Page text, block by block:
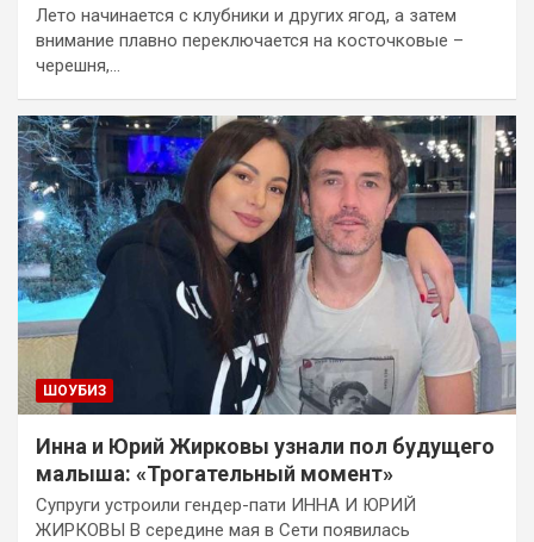
Лето начинается с клубники и других ягод, а затем
внимание плавно переключается на косточковые –
черешня,…
ШОУБИЗ
Инна и Юрий Жирковы узнали пол будущего
малыша: «Трогательный момент»
Супруги устроили гендер-пати ИННА И ЮРИЙ
ЖИРКОВЫ В середине мая в Сети появилась